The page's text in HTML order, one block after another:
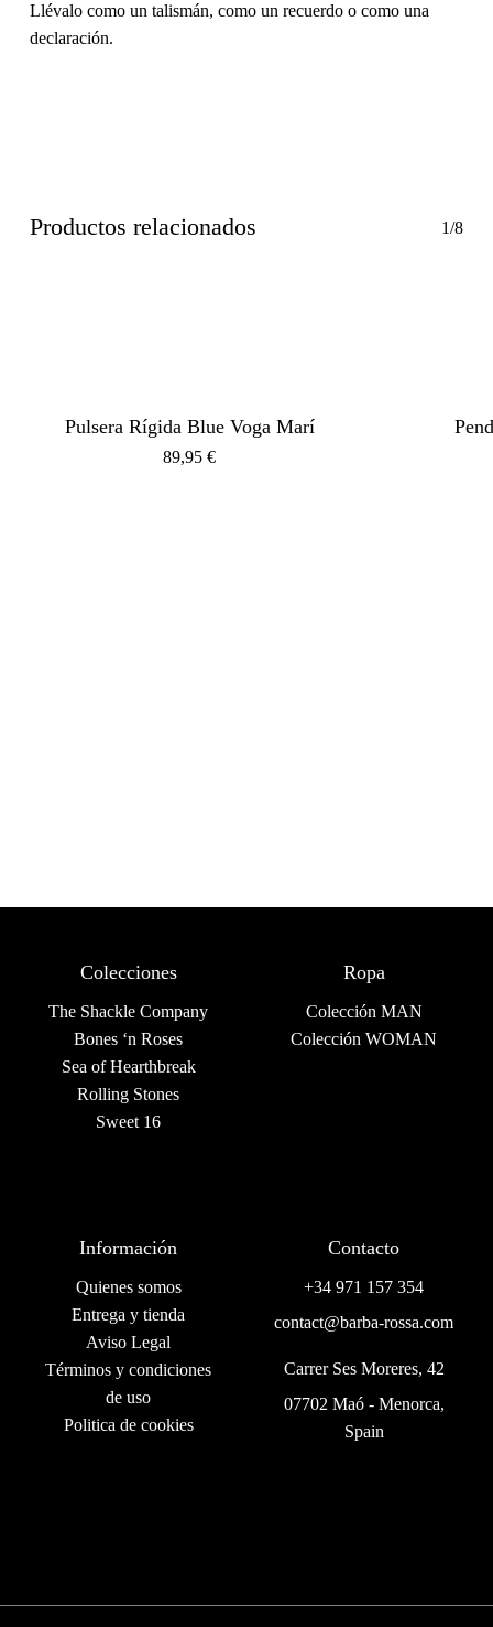
Llévalo como un talismán, como un recuerdo o como una
declaración.
Productos relacionados 1/8
Pulsera Rígida Blue Voga Marí
89,95€
Colecciones
The Shackle Company
Bones ‘n Roses
Sea of Hearthbreak
Rolling Stones
Sweet 16
Ropa
Colección MAN
Colección WOMAN
Información
Quienes somos
Entrega y tienda
Aviso Legal
Términos y condiciones
de uso
Politica de cookies
Contacto
+34 971 157 354
contact@barba-rossa.com
Carrer Ses Moreres, 42
07702 Maó - Menorca,
Spain